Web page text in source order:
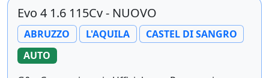
Evo 4 1.6 115Cv - NUOVO
ABRUZZO L'AQUILA
CASTEL DI SANGRO
AUTO